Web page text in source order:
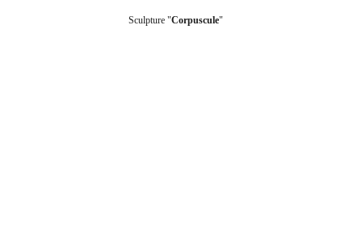
Sculpture "Corpuscule"